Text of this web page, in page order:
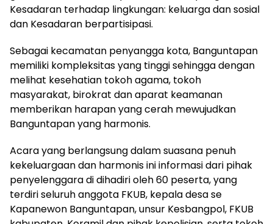
Kesadaran terhadap lingkungan: keluarga dan sosial
dan Kesadaran berpartisipasi.
Sebagai kecamatan penyangga kota, Banguntapan
memiliki kompleksitas yang tinggi sehingga dengan
melihat kesehatian tokoh agama, tokoh
masyarakat, birokrat dan aparat keamanan
memberikan harapan yang cerah mewujudkan
Banguntapan yang harmonis.
Acara yang berlangsung dalam suasana penuh
kekeluargaan dan harmonis ini informasi dari pihak
penyelenggara di dihadiri oleh 60 peserta, yang
terdiri seluruh anggota FKUB, kepala desa se
Kapanewon Banguntapan, unsur Kesbangpol, FKUB